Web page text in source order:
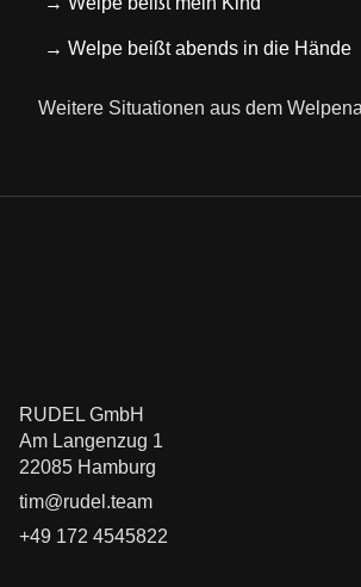
→ Welpe beißt abends in die Hände
Weitere Situationen aus dem
RUDEL GmbH
Am Langenzug 1
22085 Hamburg
tim@rudel.team
+49 172 4545822